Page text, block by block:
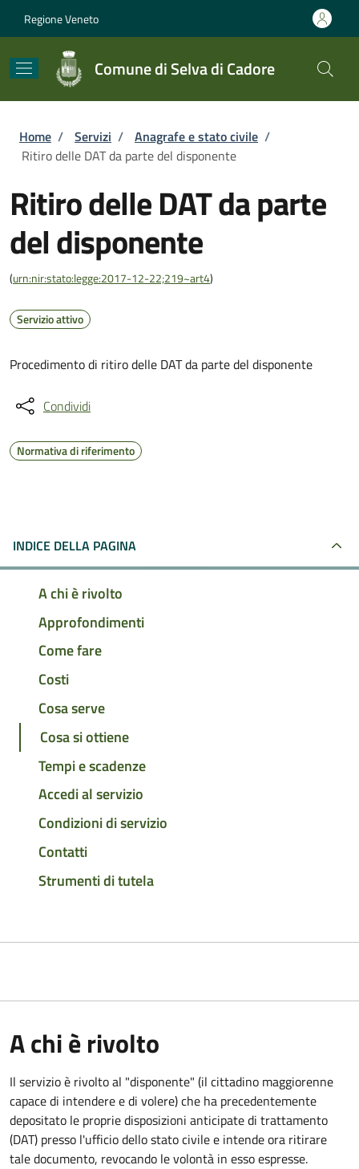
Regione Veneto
Comune di Selva di Cadore
Briciole di pane
Home / Servizi / Anagrafe e stato civile /
Ritiro delle DAT da parte del disponente
Ritiro delle DAT da parte
del disponente
(urn:nir:stato:legge:2017-12-22;219~art4)
Servizio attivo
Procedimento di ritiro delle DAT da parte del disponente
Condividi
Normativa di riferimento
INDICE DELLA PAGINA
A chi è rivolto
Approfondimenti
Come fare
Costi
Cosa serve
Cosa si ottiene
Tempi e scadenze
Accedi al servizio
Condizioni di servizio
Contatti
Strumenti di tutela
A chi è rivolto
Il servizio è rivolto al "disponente" (il cittadino maggiorenne
capace di intendere e di volere) che ha precedentemente
depositato le proprie disposizioni anticipate di trattamento
(DAT) presso l'ufficio dello stato civile e intende ora ritirare
tale documento, revocando le volontà in esso espresse.